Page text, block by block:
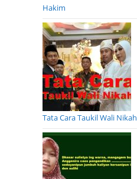
Hakim
Tata Cara Taukil Wali Nikah